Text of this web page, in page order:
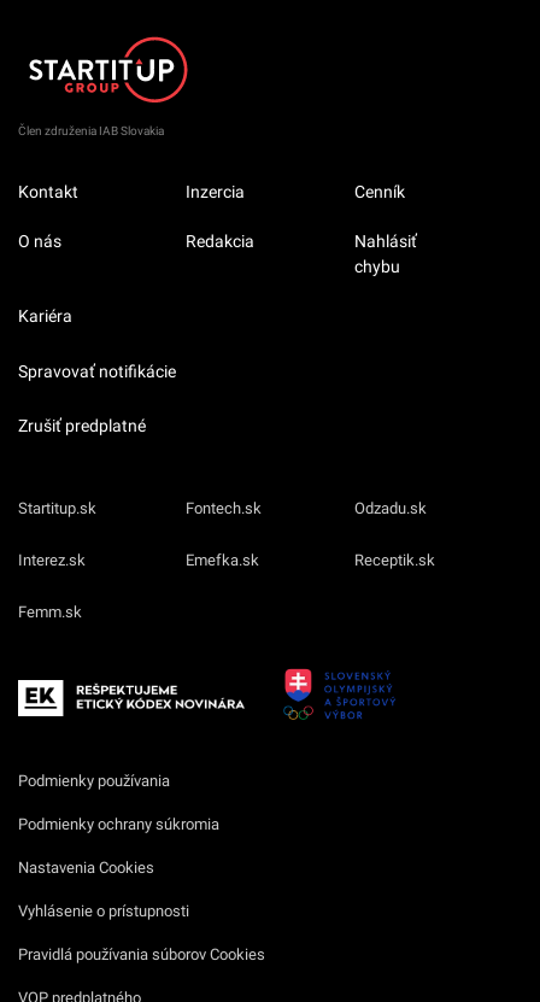
Člen združenia IAB Slovakia
Kontakt Inzercia Cenník
O nás Redakcia
Nahlásiť
chybu
Kariéra
Spravovať notifikácie
Zrušiť predplatné
Startitup.sk Fontech.sk Odzadu.sk
Interez.sk Emefka.sk Receptik.sk
Femm.sk
Podmienky používania
Podmienky ochrany súkromia
Nastavenia Cookies
Vyhlásenie o prístupnosti
Pravidlá používania súborov Cookies
VOP predplatného